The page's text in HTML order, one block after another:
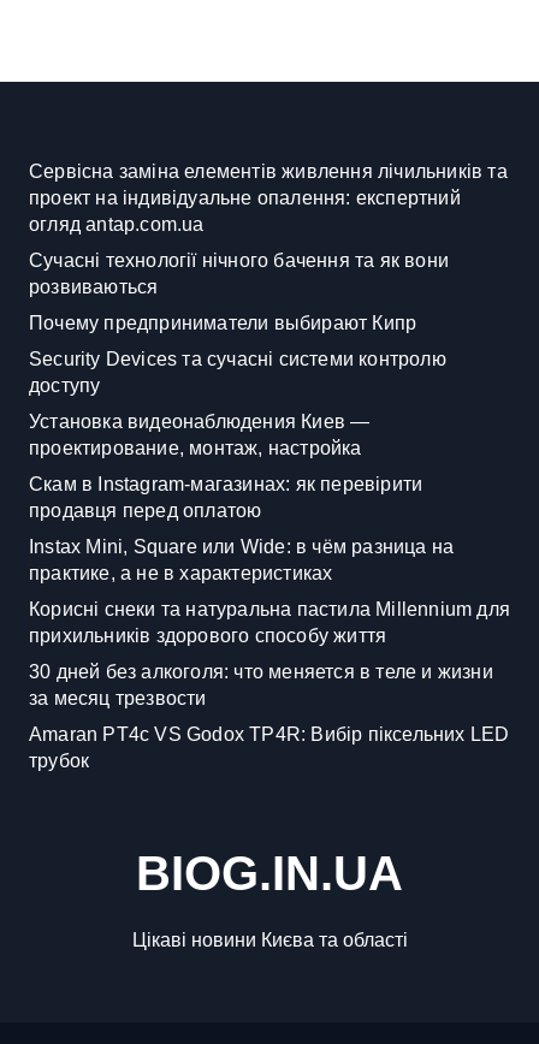
Сервісна заміна елементів живлення лічильників та
проект на індивідуальне опалення: експертний
огляд antap.com.ua
Сучасні технології нічного бачення та як вони
розвиваються
Почему предприниматели выбирают Кипр
Security Devices та сучасні системи контролю
доступу
Установка видеонаблюдения Киев —
проектирование, монтаж, настройка
Скам в Instagram-магазинах: як перевірити
продавця перед оплатою
Instax Mini, Square или Wide: в чём разница на
практике, а не в характеристиках
Корисні снеки та натуральна пастила Millennium для
прихильників здорового способу життя
30 дней без алкоголя: что меняется в теле и жизни
за месяц трезвости
Amaran PT4c VS Godox TP4R: Вибір піксельних LED
трубок
BIOG.IN.UA
Цікаві новини Києва та області